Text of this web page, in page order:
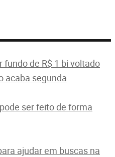
fundo de R$ 1 bi voltado
acaba segunda
ser feito de forma
ajudar em buscas na